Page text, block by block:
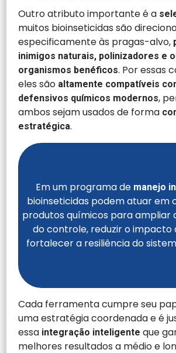
Outro atributo importante é a
muitos bioinseticidas são
especificamente às pragas-alvo,
inimigos naturais, polinizadores e
organismos benéficos. Por essas
eles são altamente compatíveis
defensivos químicos modernos,
ambos sejam usados de forma
estratégica.
Em um programa de manejo
bioinseticidas podem atuar em
produtos químicos para ampliar
do controle, reduzir o impacto
fortalecer a resiliência do
Cada ferramenta cumpre seu
uma estratégia coordenada e é
essa integração inteligente que
melhores resultados a médio e